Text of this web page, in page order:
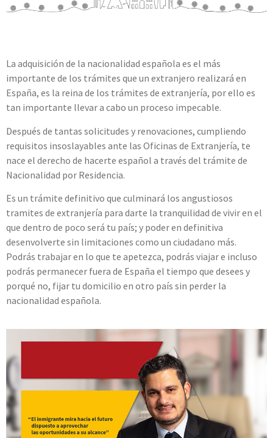
La adquisición de la nacionalidad española es el más
importante de los trámites que un extranjero realizará en
España, es la reina de los trámites de extranjería, por ello es
tan importante llevar a cabo un proceso impecable.
Después de tantas solicitudes y renovaciones, cumpliendo
requisitos insoslayables ante las Oficinas de Extranjería, te
nace el derecho de hacerte español a través del trámite de
Nacionalidad por Residencia.
Es un trámite definitivo que culminará los angustiosos
tramites de extranjería para darte la tranquilidad de vivir en el
que dentro de poco será tu país; y poder en definitiva
desenvolverte sin limitaciones como un ciudadano más.
Podrás trabajar en lo que te apetezca, podrás viajar e incluso
podrás permanecer fuera de España el tiempo que desees y
porqué no, fijar tu domicilio en otro país sin perder la
nacionalidad española.